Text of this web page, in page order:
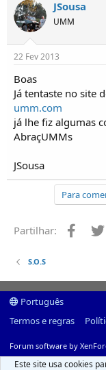
T
ó
p
i
c
s
o
JSousa
UMM
22 Fev 2013
Boas
Já tentaste no site
umm.com
já lhe fiz algumas
AbraçUMMs
JSousa
Para
Partilhar:
S.O.S
Português
Termos e regras
Forum software by
Este site usa cookies